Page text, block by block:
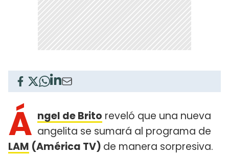
Á ngel de Brito reveló que una nueva
angelita se sumará al programa de
LAM (América TV) de manera sorpresiva.